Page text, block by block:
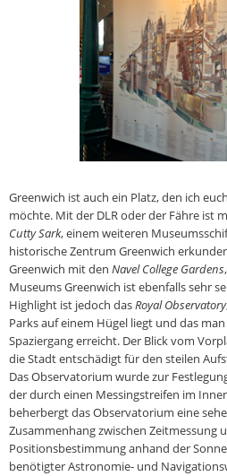
Greenwich ist auch ein Platz, den ich
möchte. Mit der DLR oder der Fähre ist
Cutty Sark, einem weiteren
historische Zentrum Greenwich
Greenwich mit den Navel College Gardens
Museums Greenwich ist ebenfalls sehr
Highlight ist jedoch dasRoyal Observatory
Parks auf einem Hügel liegt und das
Spaziergang erreicht. Der Blick vom
die Stadt entschädigt für den steilen
Das Observatorium wurde zur
der durch einen Messingstreifen im
beherbergt das Observatorium eine
Zusammenhang zwischen Zeitmessung
Positionsbestimmung anhand der
benötigter Astronomie- und